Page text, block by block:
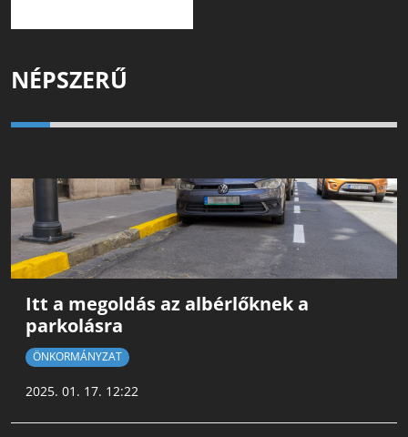
NÉPSZERŰ
Itt a megoldás az albérlőknek a
parkolásra
ÖNKORMÁNYZAT
2025. 01. 17. 12:22